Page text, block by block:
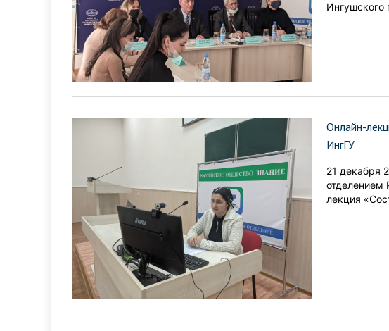
Ингушского
Онлайн-
ИнгГУ
21 декабря
отделением
лекция